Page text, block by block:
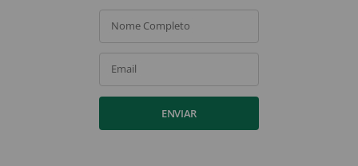
Nome Completo
Email
ENVIAR